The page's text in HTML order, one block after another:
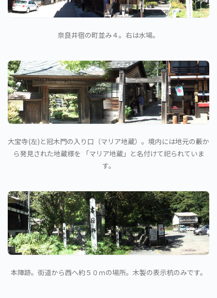
奈良井宿の町並み４。右は水場。
大宝寺(左)と冠木門の入り口（マリア地蔵）。境内には地元の藪か
ら発見された地蔵様を 「マリア地蔵」と名付けて祀られていま
す。
本陣跡。街道から西へ約５０ｍの場所。木製の表示杭のみです。